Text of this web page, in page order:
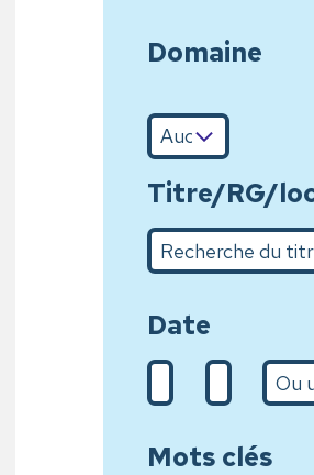
Domaine
Titre/RG/
Recherche du titre
Date
De (d/m/Y)A (31/01/
Mots clés